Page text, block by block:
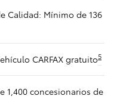
Calidad: Mínimo de 136
CARFAX gratuito5
1,400 concesionarios de